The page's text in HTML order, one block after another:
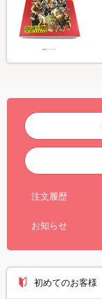
注文履歴
お知らせ
初めてのお客様